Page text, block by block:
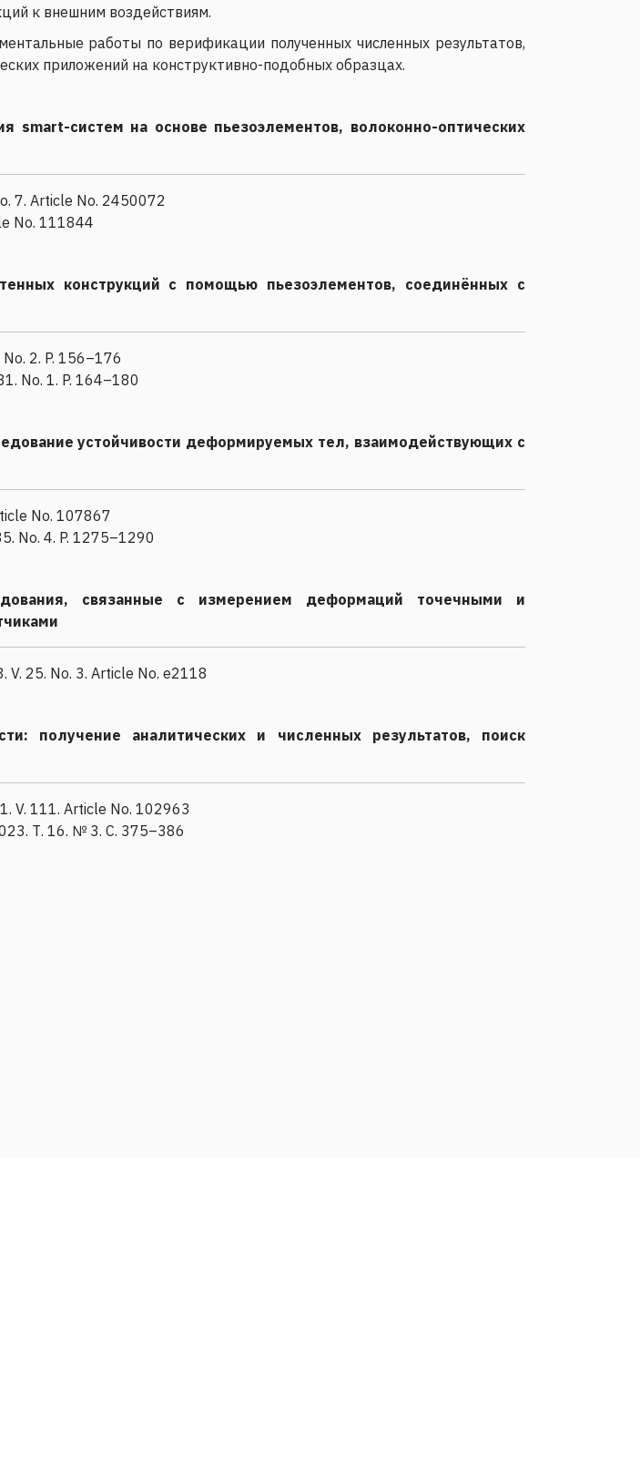
к внешним воздействиям.
работы по верификации полученных численных результатов,
приложений на конструктивно-подобных образцах.
smart-систем на основе пьезоэлементов, волоконно-оптических
7. Article No. 2450072
No. 111844
конструкций с помощью пьезоэлементов, соединённых с
2. P. 156–176
No. 1. P. 164–180
устойчивости деформируемых тел, взаимодействующих с
No. 107867
No. 4. P. 1275–1290
связанные с измерением деформаций точечными и
V. 25. No. 3. Article No. e2118
получение аналитических и численных результатов, поиск
V. 111. Article No. 102963
Т. 16. № 3. С. 375–386